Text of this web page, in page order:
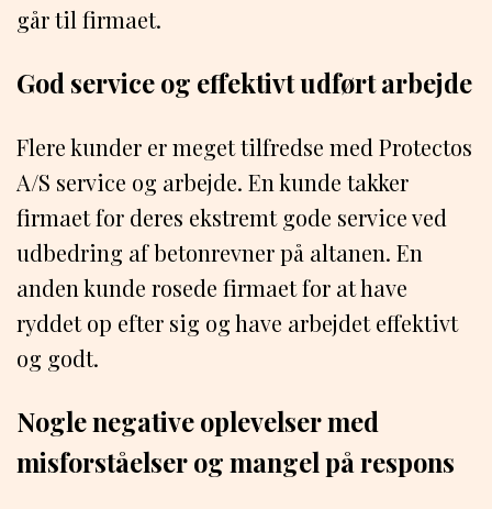
går til firmaet.
God service og effektivt udført arbejde
Flere kunder er meget tilfredse med Protectos
A/S service og arbejde. En kunde takker
firmaet for deres ekstremt gode service ved
udbedring af betonrevner på altanen. En
anden kunde rosede firmaet for at have
ryddet op efter sig og have arbejdet effektivt
og godt.
Nogle negative oplevelser med
misforståelser og mangel på respons